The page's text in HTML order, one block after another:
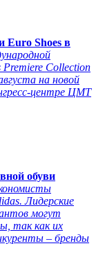
Euro Shoes в
Premiere Collection
на новой
центре ЦМТ
обуви
Лидерские
могут
так как их
– бренды